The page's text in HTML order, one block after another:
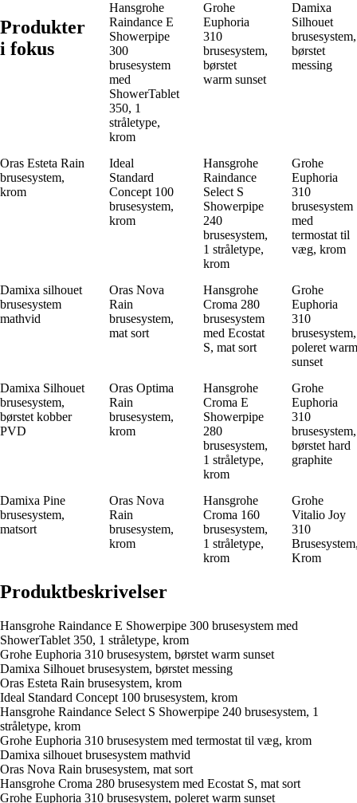
Produkter
i fokus
Hansgrohe
Raindance E
Showerpipe
300
brusesystem
med
ShowerTablet
350, 1
stråletype,
krom
Grohe
Euphoria
310
brusesystem,
børstet
warm sunset
Damixa
Silhouet
brusesystem,
børstet
messing
Oras Esteta Rain
brusesystem,
krom
Ideal
Standard
Concept 100
brusesystem,
krom
Hansgrohe
Raindance
Select S
Showerpipe
240
brusesystem,
1 stråletype,
krom
Grohe
Euphoria
310
brusesystem
med
termostat til
væg, krom
Damixa silhouet
brusesystem
mathvid
Oras Nova
Rain
brusesystem,
mat sort
Hansgrohe
Croma 280
brusesystem
med Ecostat
S, mat sort
Grohe
Euphoria
310
brusesystem,
poleret warm
sunset
Damixa Silhouet
brusesystem,
børstet kobber
PVD
Oras Optima
Rain
brusesystem,
krom
Hansgrohe
Croma E
Showerpipe
280
brusesystem,
1 stråletype,
krom
Grohe
Euphoria
310
brusesystem,
børstet hard
graphite
Damixa Pine
brusesystem,
matsort
Oras Nova
Rain
brusesystem,
krom
Hansgrohe
Croma 160
brusesystem,
1 stråletype,
krom
Grohe
Vitalio Joy
310
Krom
Produktbeskrivelser
Hansgrohe Raindance E Showerpipe 300 brusesystem med
ShowerTablet 350, 1 stråletype, krom
Grohe Euphoria 310 brusesystem, børstet warm sunset
Damixa Silhouet brusesystem, børstet messing
Oras Esteta Rain brusesystem, krom
Ideal Standard Concept 100 brusesystem, krom
Hansgrohe Raindance Select S Showerpipe 240 brusesystem, 1
stråletype, krom
Grohe Euphoria 310 brusesystem med termostat til væg, krom
Damixa silhouet brusesystem mathvid
Oras Nova Rain brusesystem, mat sort
Hansgrohe Croma 280 brusesystem med Ecostat S, mat sort
Grohe Euphoria 310 brusesystem, poleret warm sunset